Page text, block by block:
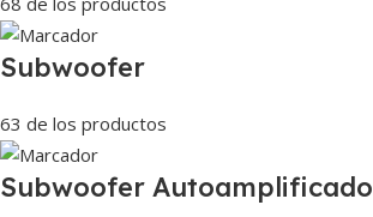
Subwoofer
63 de los productos
Subwoofer Autoamplificado